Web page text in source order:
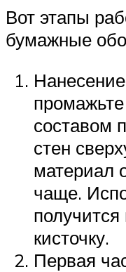
Вот этапы
бумажные
составом
стен
материал
чаще.
кисточку.
Первая